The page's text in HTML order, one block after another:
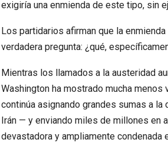
exigiría una enmienda de este tipo, sin
Los partidarios afirman que la
verdadera pregunta: ¿qué,
Mientras los llamados a la austeridad
Washington ha mostrado mucha
continúa asignando grandes sumas a
Irán — y enviando miles de millones en
devastadora y ampliamente condenada